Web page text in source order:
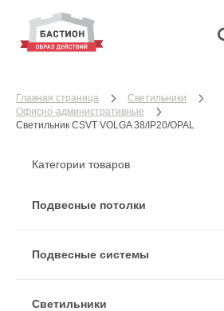
Главная страница
Cветильники
Офисно-административные
Светильник CSVT VOLGA 38/IP20/OPAL
Категории товаров
Подвесные потолки
Подвесные системы
Cветильники